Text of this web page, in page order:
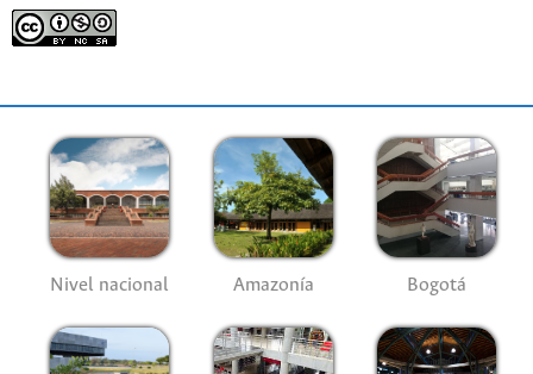
Nivel nacional Amazonía Bogotá